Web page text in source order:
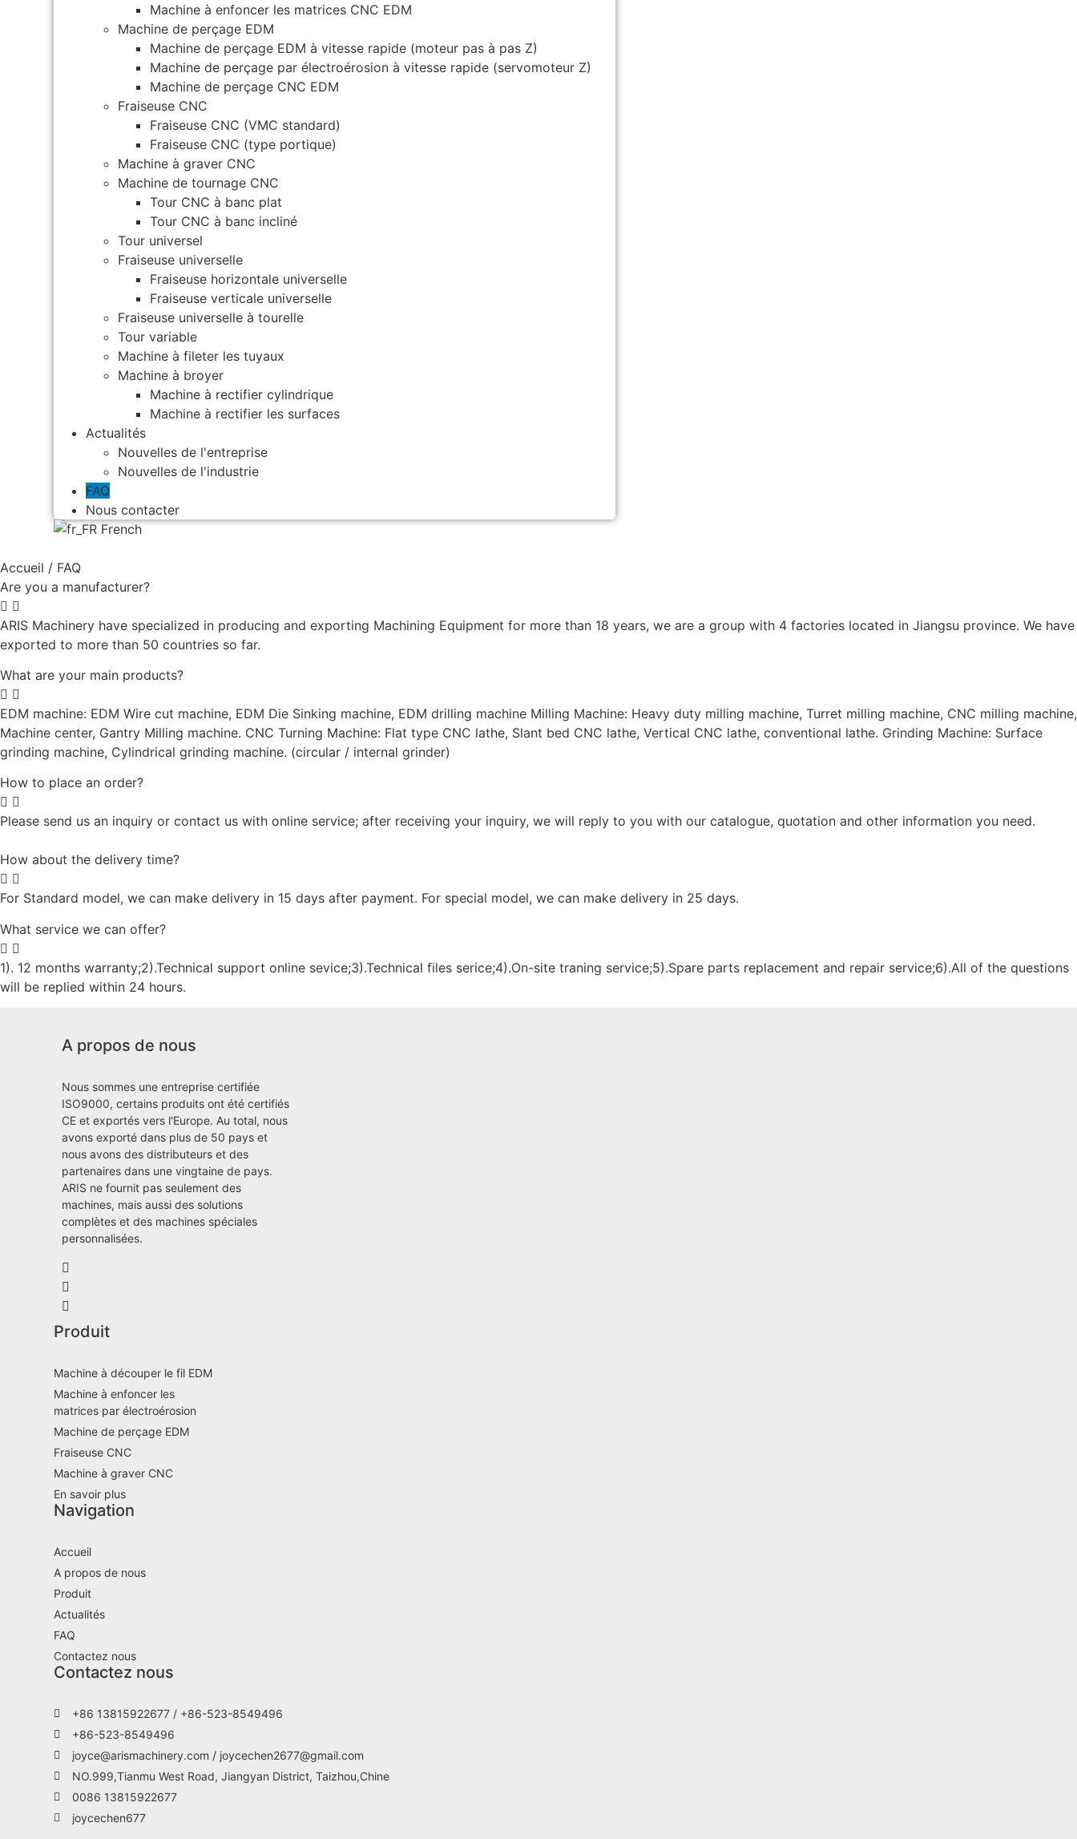
Machine à enfoncer les matrices CNC EDM
Machine de perçage EDM
Machine de perçage EDM à vitesse rapide (moteur pas à pas Z)
Machine de perçage par électroérosion à vitesse rapide (servomoteur Z)
Machine de perçage CNC EDM
Fraiseuse CNC
Fraiseuse CNC (VMC standard)
Fraiseuse CNC (type portique)
Machine à graver CNC
Machine de tournage CNC
Tour CNC à banc plat
Tour CNC à banc incliné
Tour universel
Fraiseuse universelle
Fraiseuse horizontale universelle
Fraiseuse verticale universelle
Fraiseuse universelle à tourelle
Tour variable
Machine à fileter les tuyaux
Machine à broyer
Machine à rectifier cylindrique
Machine à rectifier les surfaces
Actualités
Nouvelles de l'entreprise
Nouvelles de l'industrie
FAQ
Nous contacter
French
Accueil / FAQ
Are you a manufacturer?
ARIS Machinery have specialized in producing and exporting Machining Equipment for more than 18 years, we are a group with 4 factories located in Jiangsu province. We have
exported to more than 50 countries so far.
What are your main products?
EDM machine: EDM Wire cut machine, EDM Die Sinking machine, EDM drilling machine Milling Machine: Heavy duty milling machine, Turret milling machine, CNC milling machine,
Machine center, Gantry Milling machine. CNC Turning Machine: Flat type CNC lathe, Slant bed CNC lathe, Vertical CNC lathe, conventional lathe. Grinding Machine: Surface
grinding machine, Cylindrical grinding machine. (circular / internal grinder)
How to place an order?
Please send us an inquiry or contact us with online service; after receiving your inquiry, we will reply to you with our catalogue, quotation and other information you need.
How about the delivery time?
For Standard model, we can make delivery in 15 days after payment. For special model, we can make delivery in 25 days.
What service we can offer?
1). 12 months warranty;2).Technical support online sevice;3).Technical files serice;4).On-site traning service;5).Spare parts replacement and repair service;6).All of the questions
will be replied within 24 hours.
A propos de nous
Nous sommes une entreprise certifiée
ISO9000, certains produits ont été certifiés
CE et exportés vers l'Europe. Au total, nous
avons exporté dans plus de 50 pays et
nous avons des distributeurs et des
partenaires dans une vingtaine de pays.
ARIS ne fournit pas seulement des
machines, mais aussi des solutions
complètes et des machines spéciales
personnalisées.
Produit
Machine à découper le fil EDM
Machine à enfoncer les
matrices par électroérosion
Machine de perçage EDM
Fraiseuse CNC
Machine à graver CNC
En savoir plus
Navigation
Accueil
A propos de nous
Produit
Actualités
FAQ
Contactez nous
Contactez nous
+86 13815922677 / +86-523-8549496
+86-523-8549496
joyce@arismachinery.com / joycechen2677@gmail.com
NO.999,Tianmu West Road, Jiangyan District, Taizhou,Chine
0086 13815922677
joycechen677